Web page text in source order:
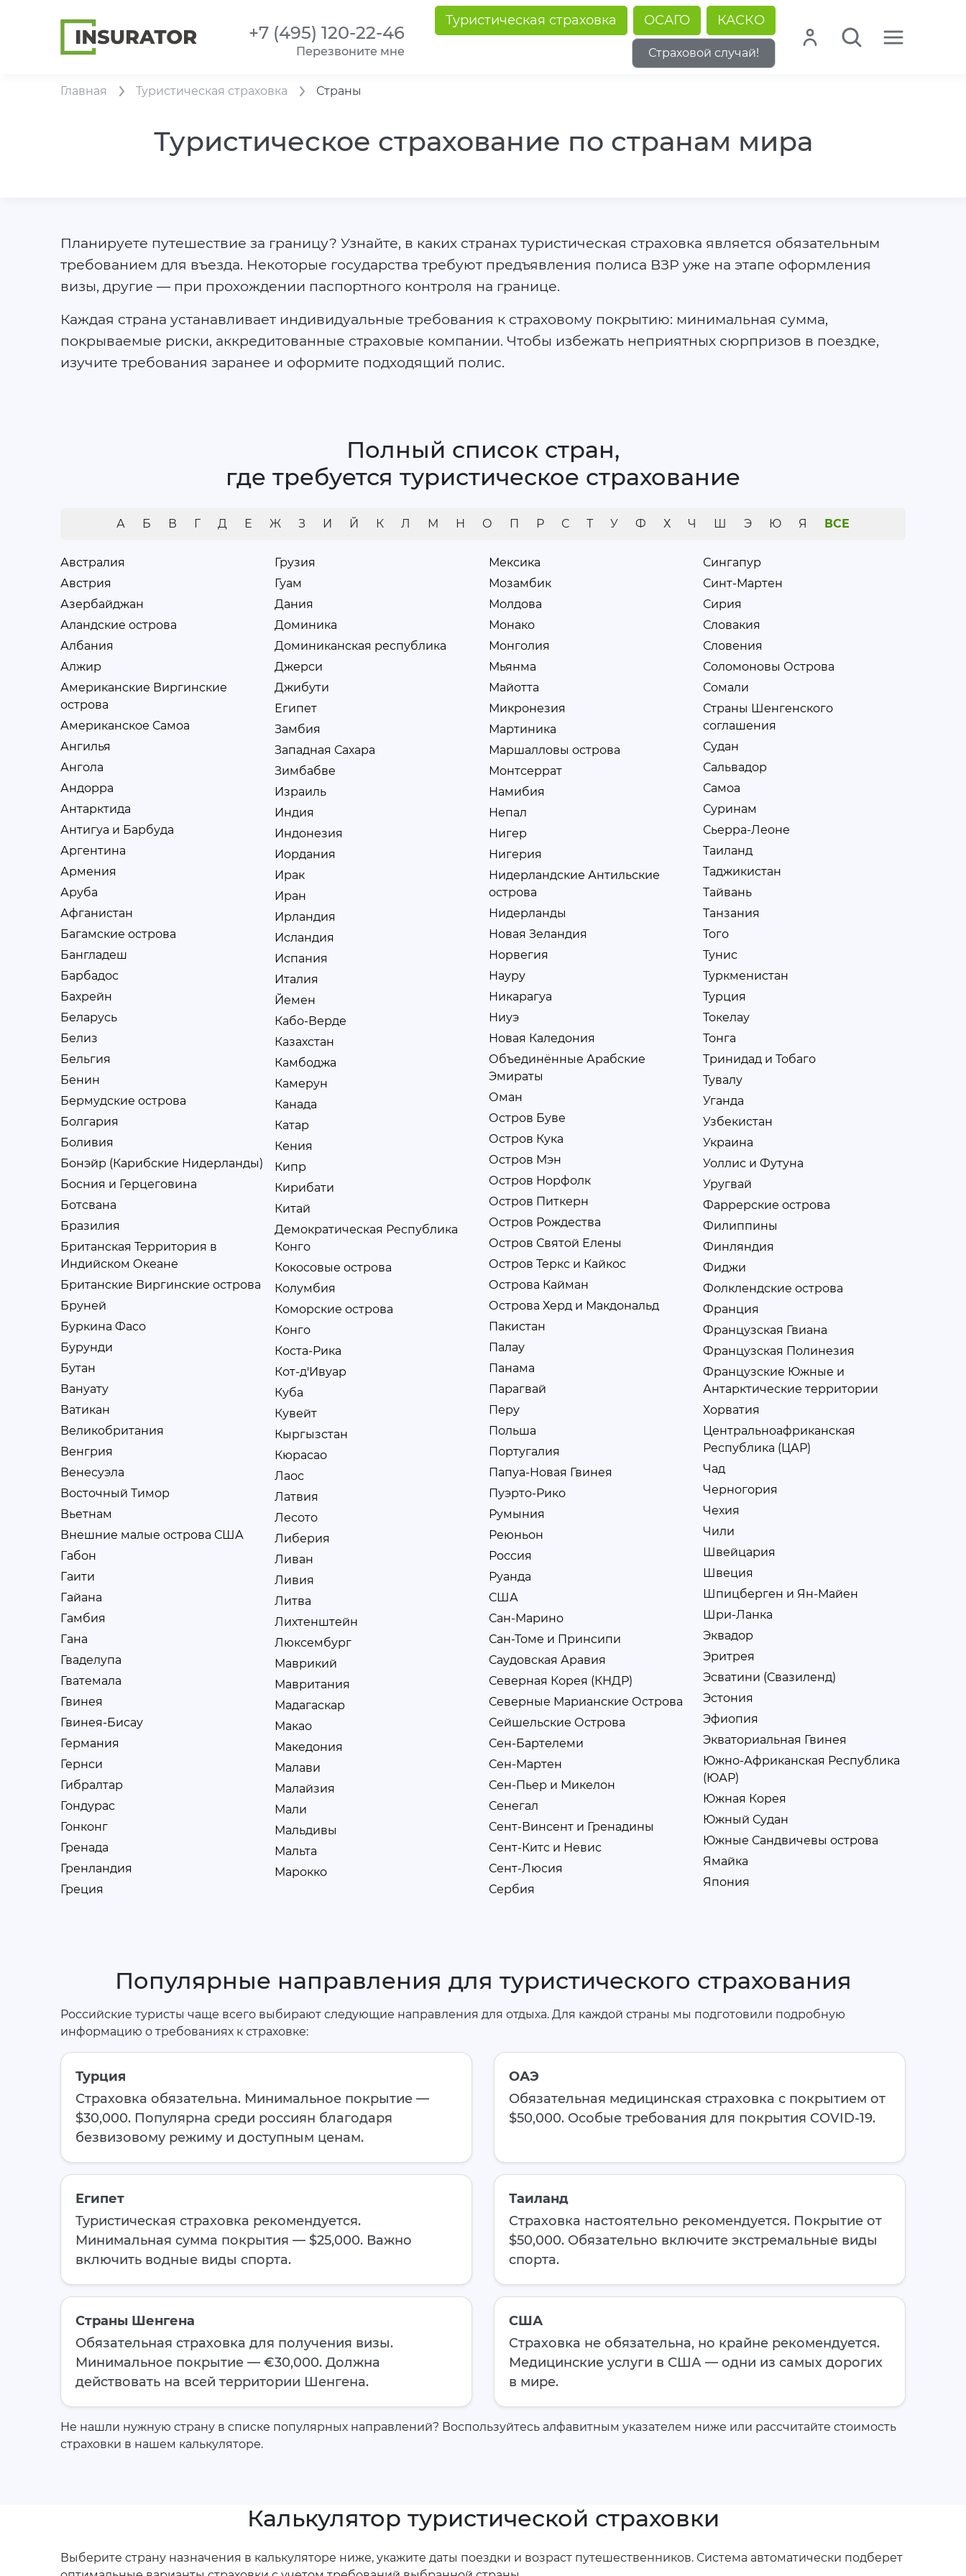
+7 (495) 120-22-46
Перезвоните мне
Туристическая страховка ОСАГО КАСКО
Страховой случай!
Главная Туристическая страховка Страны
Туристическое страхование по странам мира
Планируете путешествие за границу? Узнайте, в каких странах туристическая страховка является обязательным
требованием для въезда. Некоторые государства требуют предъявления полиса ВЗР уже на этапе оформления
визы, другие — при прохождении паспортного контроля на границе.
Каждая страна устанавливает индивидуальные требования к страховому покрытию: минимальная сумма,
покрываемые риски, аккредитованные страховые компании. Чтобы избежать неприятных сюрпризов в поездке,
изучите требования заранее и оформите подходящий полис.
Полный список стран,
где требуется туристическое страхование
А Б В Г Д Е Ж З И Й К Л М Н О П Р С Т У Ф Х Ч Ш Э Ю Я ВСЕ
Австралия
Австрия
Азербайджан
Аландские острова
Албания
Алжир
Американские Виргинские
острова
Американское Самоа
Ангилья
Ангола
Андорра
Антарктида
Антигуа и Барбуда
Аргентина
Армения
Аруба
Афганистан
Багамские острова
Бангладеш
Барбадос
Бахрейн
Беларусь
Белиз
Бельгия
Бенин
Бермудские острова
Болгария
Боливия
Бонэйр (Карибские Нидерланды)
Босния и Герцеговина
Ботсвана
Бразилия
Британская Территория в
Индийском Океане
Британские Виргинские острова
Бруней
Буркина Фасо
Бурунди
Бутан
Вануату
Ватикан
Великобритания
Венгрия
Венесуэла
Восточный Тимор
Вьетнам
Внешние малые острова США
Габон
Гаити
Гайана
Гамбия
Гана
Гваделупа
Гватемала
Гвинея
Гвинея-Бисау
Германия
Гернси
Гибралтар
Гондурас
Гонконг
Гренада
Гренландия
Греция
Грузия
Гуам
Дания
Доминика
Доминиканская республика
Джерси
Джибути
Египет
Замбия
Западная Сахара
Зимбабве
Израиль
Индия
Индонезия
Иордания
Ирак
Иран
Ирландия
Исландия
Испания
Италия
Йемен
Кабо-Верде
Казахстан
Камбоджа
Камерун
Канада
Катар
Кения
Кипр
Кирибати
Китай
Демократическая Республика
Конго
Кокосовые острова
Колумбия
Коморские острова
Конго
Коста-Рика
Кот-д'Ивуар
Куба
Кувейт
Кыргызстан
Кюрасао
Лаос
Латвия
Лесото
Либерия
Ливан
Ливия
Литва
Лихтенштейн
Люксембург
Маврикий
Мавритания
Мадагаскар
Макао
Македония
Малави
Малайзия
Мали
Мальдивы
Мальта
Марокко
Мексика
Мозамбик
Молдова
Монако
Монголия
Мьянма
Майотта
Микронезия
Мартиника
Маршалловы острова
Монтсеррат
Намибия
Непал
Нигер
Нигерия
Нидерландские Антильские
острова
Нидерланды
Новая Зеландия
Норвегия
Науру
Никарагуа
Ниуэ
Новая Каледония
Объединённые Арабские
Эмираты
Оман
Остров Буве
Остров Кука
Остров Мэн
Остров Норфолк
Остров Питкерн
Остров Рождества
Остров Святой Елены
Остров Теркс и Кайкос
Острова Кайман
Острова Херд и Макдональд
Пакистан
Палау
Панама
Парагвай
Перу
Польша
Португалия
Папуа-Новая Гвинея
Пуэрто-Рико
Румыния
Реюньон
Россия
Руанда
США
Сан-Марино
Сан-Томе и Принсипи
Саудовская Аравия
Северная Корея (КНДР)
Северные Марианские Острова
Сейшельские Острова
Сен-Бартелеми
Сен-Мартен
Сен-Пьер и Микелон
Сенегал
Сент-Винсент и Гренадины
Сент-Китс и Невис
Сент-Люсия
Сербия
Сингапур
Синт-Мартен
Сирия
Словакия
Словения
Соломоновы Острова
Сомали
Страны Шенгенского
соглашения
Судан
Сальвадор
Самоа
Суринам
Сьерра-Леоне
Таиланд
Таджикистан
Тайвань
Танзания
Того
Тунис
Туркменистан
Турция
Токелау
Тонга
Тринидад и Тобаго
Тувалу
Уганда
Узбекистан
Украина
Уоллис и Футуна
Уругвай
Фаррерские острова
Филиппины
Финляндия
Фиджи
Фолклендские острова
Франция
Французская Гвиана
Французская Полинезия
Французские Южные и
Антарктические территории
Хорватия
Центральноафриканская
Республика (ЦАР)
Чад
Черногория
Чехия
Чили
Швейцария
Швеция
Шпицберген и Ян-Майен
Шри-Ланка
Эквадор
Эритрея
Эсватини (Свазиленд)
Эстония
Эфиопия
Экваториальная Гвинея
Южно-Африканская Республика
(ЮАР)
Южная Корея
Южный Судан
Южные Сандвичевы острова
Ямайка
Япония
Популярные направления для туристического страхования
Российские туристы чаще всего выбирают следующие направления для отдыха. Для каждой страны мы подготовили подробную
информацию о требованиях к страховке:
Турция
Страховка обязательна. Минимальное покрытие —
$30,000. Популярна среди россиян благодаря
безвизовому режиму и доступным ценам.
ОАЭ
Обязательная медицинская страховка с покрытием от
$50,000. Особые требования для покрытия COVID-19.
Египет
Туристическая страховка рекомендуется.
Минимальная сумма покрытия — $25,000. Важно
включить водные виды спорта.
Таиланд
Страховка настоятельно рекомендуется. Покрытие от
$50,000. Обязательно включите экстремальные виды
спорта.
Страны Шенгена
Обязательная страховка для получения визы.
Минимальное покрытие — €30,000. Должна
действовать на всей территории Шенгена.
США
Страховка не обязательна, но крайне рекомендуется.
Медицинские услуги в США — одни из самых дорогих
в мире.
Не нашли нужную страну в списке популярных направлений? Воспользуйтесь алфавитным указателем ниже или рассчитайте стоимость
страховки в нашем калькуляторе.
Калькулятор туристической страховки
Выберите страну назначения в калькуляторе ниже, укажите даты поездки и возраст путешественников. Система автоматически подберет